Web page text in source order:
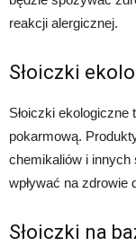
reakcji alergicznej.
Słoiczki
Słoiczki ekologiczne
pokarmową.
chemikaliów i innych
wpływać na zdrowie
Słoiczki na